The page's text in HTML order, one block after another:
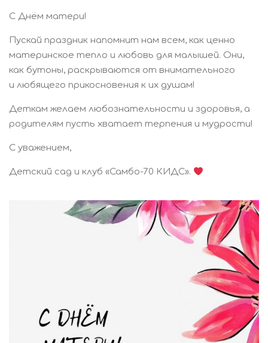
С Днём матери!
Пускай праздник напомнит нам всем, как ценно
материнское тепло и любовь для малышей. Они,
как бутоны, раскрываются от внимательного
и любящего прикосновения к их душам!
Деткам желаем любознательности и здоровья, а
родителям пусть хватает терпения и мудрости!
С уважением,
Детский сад и клуб «Самбо-70 КИДС».